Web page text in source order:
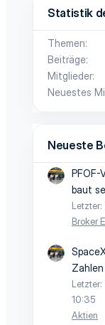
Statistik
Themen
Beiträge
Mitglieder
Neuestes
Neueste
PFOF-
baut
Letzter:
Broker
Letzter:
10:35
Aktien